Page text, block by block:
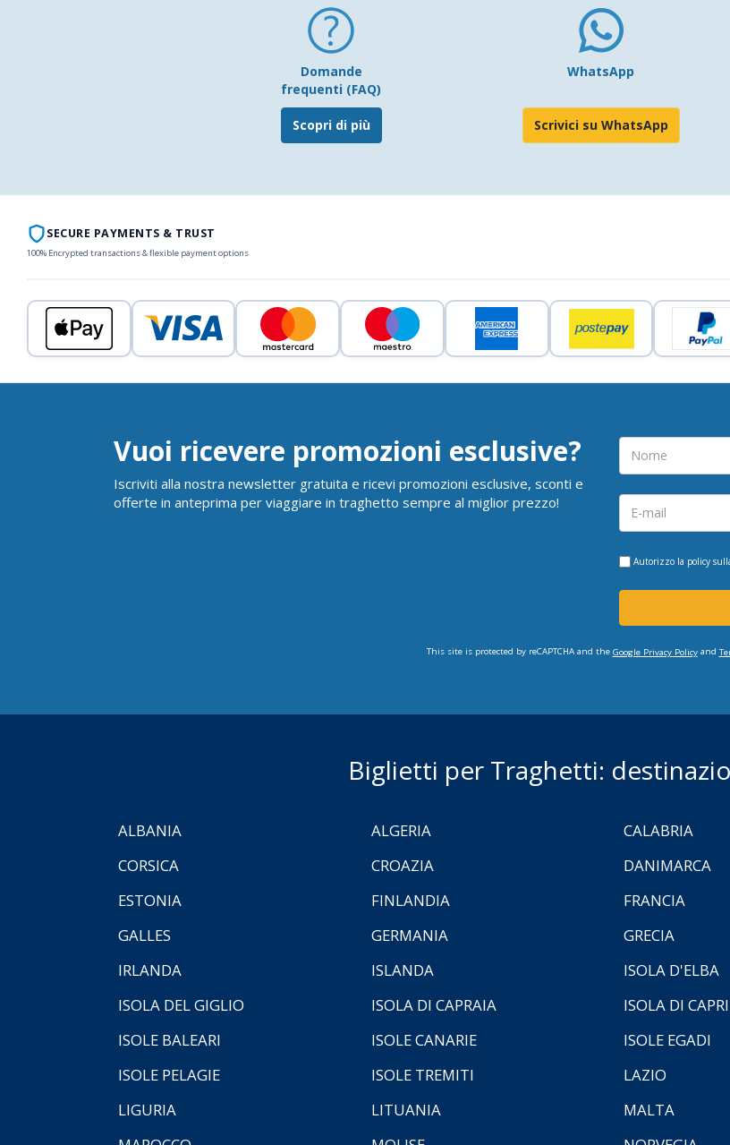
Domande
frequenti (FAQ)
Scopri di più
WhatsApp
Scrivici su WhatsApp
SECURE PAYMENTS & TRUST
100% Encrypted transactions & flexible payment options
Vuoi ricevere promozioni esclusive?
Iscriviti alla nostra newsletter gratuita e ricevi promozioni esclusive, sconti e
offerte in anteprima per viaggiare in traghetto sempre al miglior prezzo!
Autorizzo la policy
This site is protected by reCAPTCHA and the Google Privacy Policyand
Biglietti per Traghetti:
ALBANIA ALGERIA CALABRIA
CORSICA
CROAZIA DANIMARCA
ESTONIA
FINLANDIA FRANCIA
GALLES
GERMANIA GRECIA
IRLANDA
ISLANDA ISOLA D'ELBA
ISOLA DEL GIGLIO
ISOLA DI CAPRAIA ISOLA DI CAPRI
ISOLE BALEARI
ISOLE CANARIE ISOLE EGADI
ISOLE PELAGIE
ISOLE TREMITI LAZIO
LIGURIA
LITUANIA MALTA